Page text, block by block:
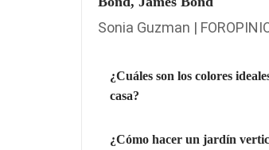
Sonia Guzman |
¿Cuáles son los colores
casa?
¿Cómo hacer un jardín